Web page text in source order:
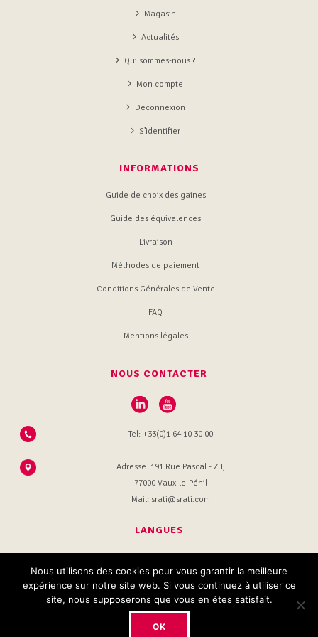
Magasin
Actualités
Qui sommes-nous ?
Mon compte
Deconnexion
S’identifier
INFORMATIONS
Guide de choix des gaines
Guide des équivalences
Livraison
Méthodes de paiement
Conditions Générales de Vente
FAQ
Mentions légales
NOUS CONTACTER
Tel: +33(0)1 64 10 30 00
Adresse: 191 Rue Pascal - Z.I,
77000 Vaux-le-Pénil
Mail: srati@srati.com
LANGUES
© 2020 Srati France. Tous droits réservés. Site par
Nous utilisons des cookies pour vous garantir la meilleure
expérience sur notre site web. Si vous continuez à utiliser ce
site, nous supposerons que vous en êtes satisfait.
OK